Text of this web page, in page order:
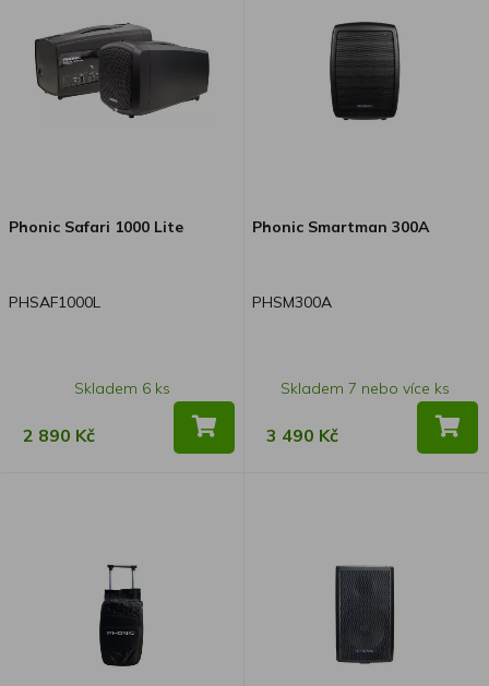
Phonic Safari 1000 Lite
PHSAF1000L
Skladem 6 ks
2 890 Kč
Phonic Smartman 300A
PHSM300A
Skladem 7 nebo více ks
3 490 Kč